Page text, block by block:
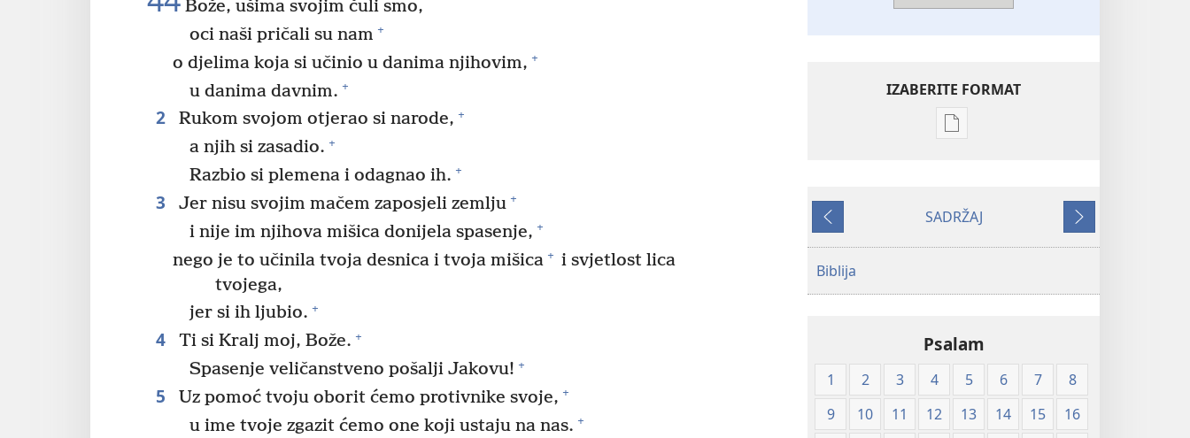
Bože, ušima svojim čuli smo,
oci naši pričali su nam +
o djelima koja si učinio u danima njihovim, +
u danima davnim. +
2 Rukom svojom otjerao si narode, +
a njih si zasadio. +
Razbio si plemena i odagnao ih. +
3 Jer nisu svojim mačem zaposjeli zemlju +
i nije im njihova mišica donijela spasenje, +
nego je to učinila tvoja desnica i tvoja mišica + i svjetlost lica
tvojega,
jer si ih ljubio. +
4 Ti si Kralj moj, Bože. +
Spasenje veličanstveno pošalji Jakovu! +
5 Uz pomoć tvoju oborit ćemo protivnike svoje, +
u ime tvoje zgazit ćemo one koji ustaju na nas. +
IZABERITE FORMAT
Postavke
Biblija
korice)
Prethodno
SADRŽAJ
Sljedeće
Biblija
Psalam
1 2 3 4 5 6 7
8
9
10 11 12 13 14 15
16